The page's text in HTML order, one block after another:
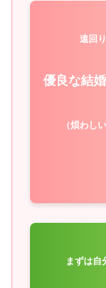
遠回
優良な結
（煩わし
まずは自